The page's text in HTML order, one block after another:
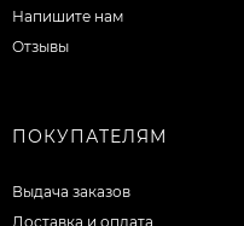
Напишите нам
Отзывы
ПОКУПАТЕЛЯМ
Выдача заказов
Доставка и оплата